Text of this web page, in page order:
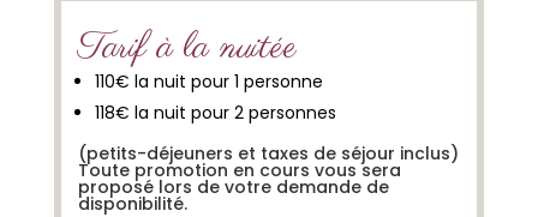
Tarif à la nuitée
110€ la nuit pour 1 personne
118€ la nuit pour 2 personnes
(petits-déjeuners et taxes de séjour inclus)
Toute promotion en cours vous sera
proposé lors de votre demande de
disponibilité.